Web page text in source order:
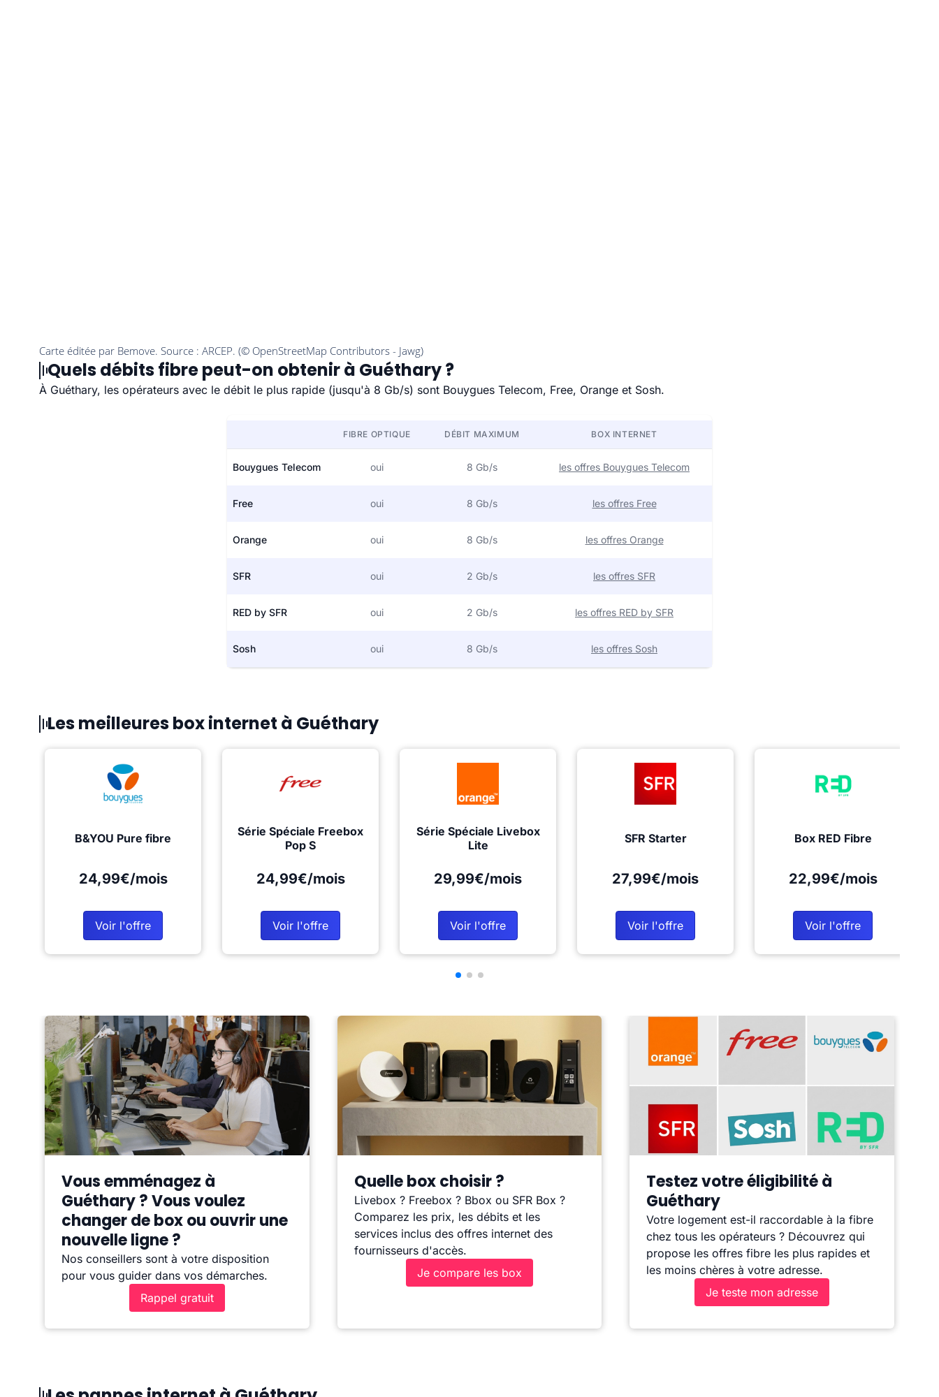
Quels débits fibre peut-on obtenir à Guéthary ?
À Guéthary, les opérateurs avec le débit le plus rapide (jusqu'à 8 Gb/s) sont Bouygues Telecom, Free, Orange et Sosh.
FIBRE OPTIQUE DÉBIT MAXIMUM BOX INTERNET
Bouygues Telecom oui 8 Gb/s les offres Bouygues Telecom
Free oui 8 Gb/s les offres Free
Orange oui 8 Gb/s les offres Orange
SFR oui 2 Gb/s les offres SFR
RED by SFR oui 2 Gb/s les offres RED by SFR
Sosh oui 8 Gb/s les offres Sosh
Les meilleures box internet à Guéthary
B&YOU Pure fibre
24,99€/mois
Voir l'offre
Série Spéciale Freebox
Pop S
24,99€/mois
Voir l'offre
Série Spéciale Livebox
Lite
29,99€/mois
Voir l'offre
SFR Starter
27,99€/mois
Voir l'offre
Box RED Fibre
22,99€/mois
Voir l'offre
Vous emménagez à
Guéthary ? Vous voulez
changer de box ou ouvrir une
nouvelle ligne ?
Nos conseillers sont à votre disposition
pour vous guider dans vos démarches.
Rappel gratuit
Quelle box choisir ?
Livebox ? Freebox ? Bbox ou SFR Box ?
Comparez les prix, les débits et les
services inclus des offres internet des
fournisseurs d'accès.
Je compare les box
Testez votre éligibilité à
Guéthary
Votre logement est-il raccordable à la fibre
chez tous les opérateurs ? Découvrez qui
propose les offres fibre les plus rapides et
les moins chères à votre adresse.
Je teste mon adresse